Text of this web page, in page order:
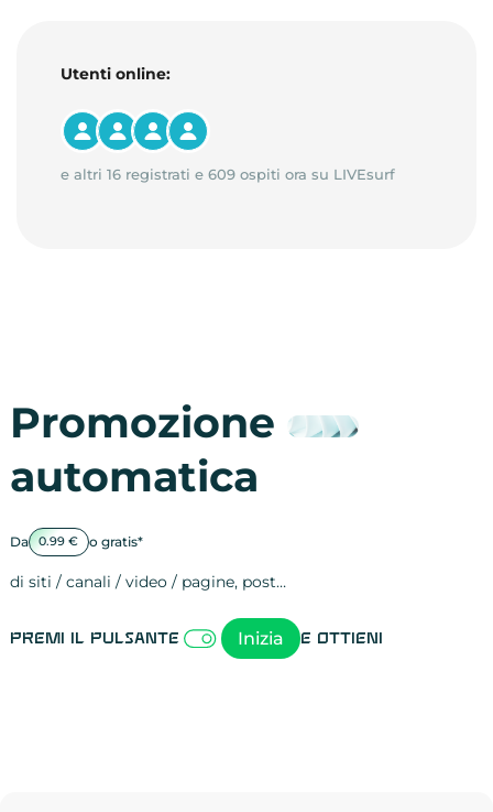
Utenti online:
e altri 16 registrati e 609 ospiti ora su LIVEsurf
Promozione
automatica
Da 0.99 € o gratis*
di siti / canali / video / pagine, post…
Premi il pulsante Inizia e ottieni